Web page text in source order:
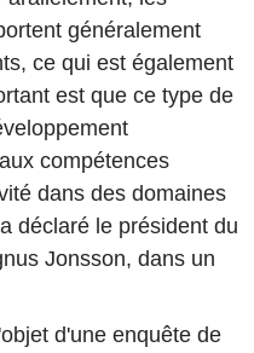
généralement
ce qui est également
est que ce type de
compétences
dans des domaines
déclaré le président du
Jonsson, dans un
d'une enquête de